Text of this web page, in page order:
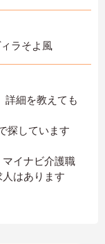
ラそよ風
詳細を教えても
探しています
マイナビ介護職
はあります